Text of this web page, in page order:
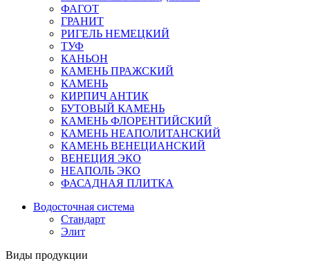
ФАГОТ
ГРАНИТ
РИГЕЛЬ НЕМЕЦКИЙ
ТУФ
КАНЬОН
КАМЕНЬ ПРАЖСКИЙ
КАМЕНЬ
КИРПИЧ АНТИК
БУТОВЫЙ КАМЕНЬ
КАМЕНЬ ФЛОРЕНТИЙСКИЙ
КАМЕНЬ НЕАПОЛИТАНСКИЙ
КАМЕНЬ ВЕНЕЦИАНСКИЙ
ВЕНЕЦИЯ ЭКО
НЕАПОЛЬ ЭКО
ФАСАДНАЯ ПЛИТКА
Водосточная система
Стандарт
Элит
Виды продукции